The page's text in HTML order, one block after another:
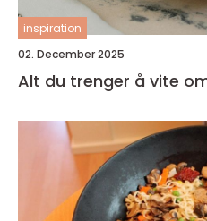
inspiration
02. December 2025
Alt du trenger å vite